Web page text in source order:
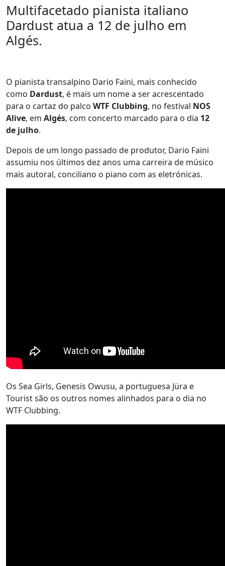
Multifacetado pianista italiano
Dardust atua a 12 de julho em
Algés.
O pianista transalpino Dario Faini, mais conhecido
como Dardust, é mais um nome a ser acrescentado
para o cartaz do palco WTF Clubbing, no festival NOS
Alive, em Algés, com concerto marcado para o dia 12
de julho.
Depois de um longo passado de produtor, Dario Faini
assumiu nos últimos dez anos uma carreira de músico
mais autoral, conciliano o piano com as eletrónicas.
Os Sea Girls, Genesis Owusu, a portuguesa Jüra e
Tourist são os outros nomes alinhados para o dia no
WTF Clubbing.